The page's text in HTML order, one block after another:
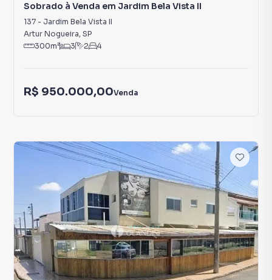
Sobrado à Venda em Jardim Bela Vista II
137 - Jardim Bela Vista II
Artur Nogueira, SP
300m² 3 2 4
R$ 950.000,00Venda